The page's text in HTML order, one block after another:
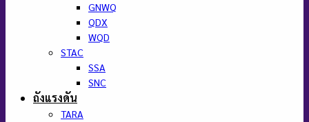
GNWQ
QDX
WQD
STAC
SSA
SNC
ถังแรงดัน
TARA